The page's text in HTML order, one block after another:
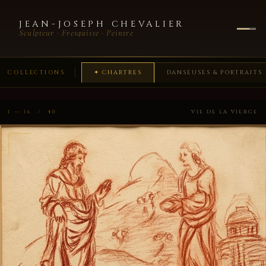
JEAN-JOSEPH CHEVALIER
Sculpteur · Fresquiste · Peintre
COLLECTIONS ✦ CHARTRES DANSEUSES & PORTRAITS
I — 16 / 40 VIE DE LA VIERGE